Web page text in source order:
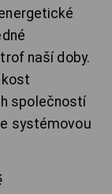
naší doby.
společností
systémovou